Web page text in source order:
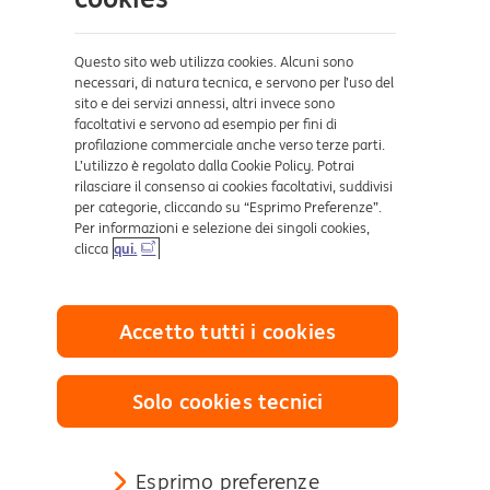
Dove ci trovi
Certificazioni
Collegamenti utili
Mappa del sito
Sezione Privacy
Reclami e Risoluzione delle controversie
Questo sito web utilizza cookies. Alcuni sono
necessari, di natura tecnica, e servono per l’uso del
sito e dei servizi annessi, altri invece sono
facoltativi e servono ad esempio per fini di
profilazione commerciale anche verso terze parti.
L’utilizzo è regolato dalla Cookie Policy. Potrai
rilasciare il consenso ai cookies facoltativi, suddivisi
per categorie, cliccando su “Esprimo Preferenze”.
Per informazioni e selezione dei singoli cookies,
clicca qui.
Esprimo preferenze
Solo cookies tecnici
Accetto tutti i cookies